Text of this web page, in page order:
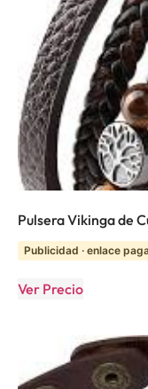
Pulsera Vikinga de
Publicidad · enlace
Ver Precio